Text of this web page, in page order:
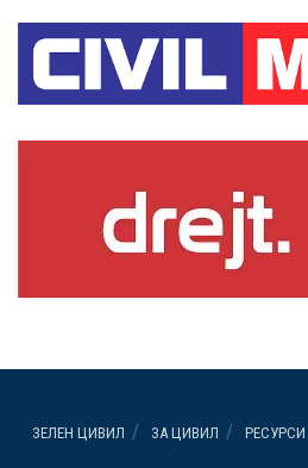
ЗЕЛЕН ЦИВИЛ ЗА ЦИВИЛ РЕСУРСИ